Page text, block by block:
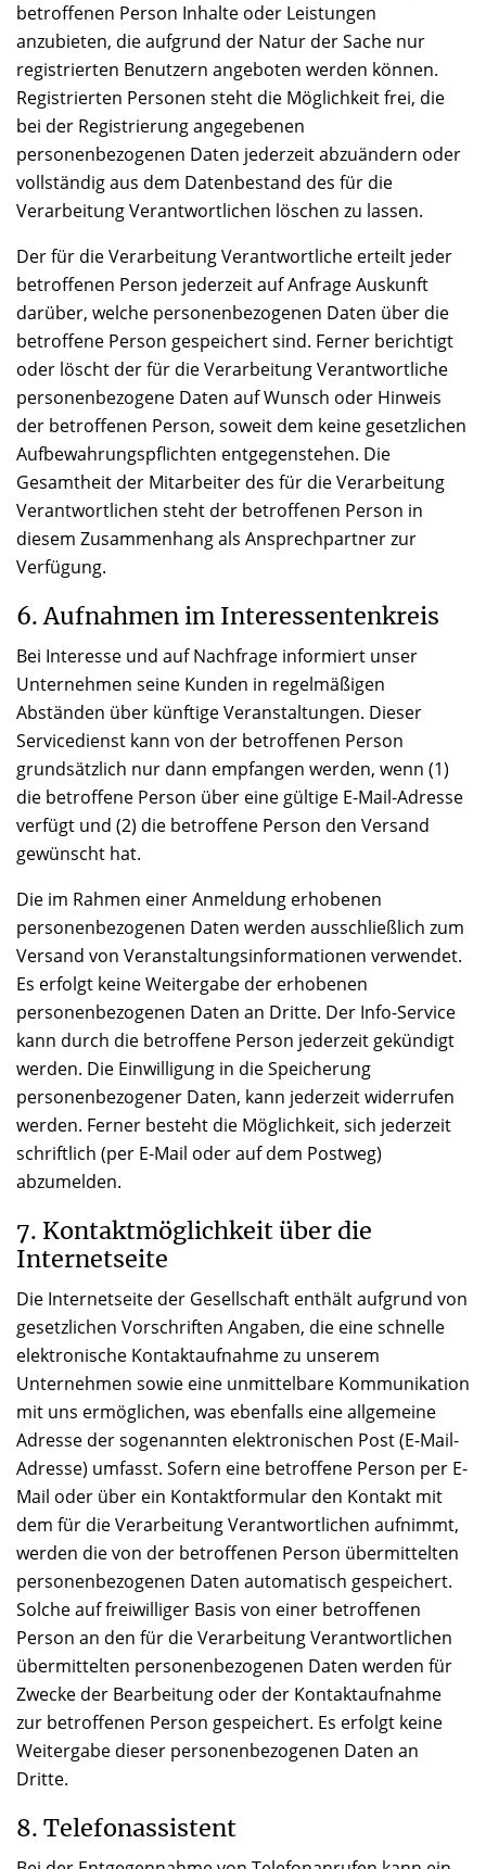
betroffenen Person Inhalte oder Leistungen
anzubieten, die aufgrund der Natur der Sache nur
registrierten Benutzern angeboten werden können.
Registrierten Personen steht die Möglichkeit frei, die
bei der Registrierung angegebenen
personenbezogenen Daten jederzeit abzuändern oder
vollständig aus dem Datenbestand des für die
Verarbeitung Verantwortlichen löschen zu lassen.
Der für die Verarbeitung Verantwortliche erteilt jeder
betroffenen Person jederzeit auf Anfrage Auskunft
darüber, welche personenbezogenen Daten über die
betroffene Person gespeichert sind. Ferner berichtigt
oder löscht der für die Verarbeitung Verantwortliche
personenbezogene Daten auf Wunsch oder Hinweis
der betroffenen Person, soweit dem keine gesetzlichen
Aufbewahrungspflichten entgegenstehen. Die
Gesamtheit der Mitarbeiter des für die Verarbeitung
Verantwortlichen steht der betroffenen Person in
diesem Zusammenhang als Ansprechpartner zur
Verfügung.
6. Aufnahmen im Interessentenkreis
Bei Interesse und auf Nachfrage informiert unser
Unternehmen seine Kunden in regelmäßigen
Abständen über künftige Veranstaltungen. Dieser
Servicedienst kann von der betroffenen Person
grundsätzlich nur dann empfangen werden, wenn (1)
die betroffene Person über eine gültige E-Mail-Adresse
verfügt und (2) die betroffene Person den Versand
gewünscht hat.
Die im Rahmen einer Anmeldung erhobenen
personenbezogenen Daten werden ausschließlich zum
Versand von Veranstaltungsinformationen verwendet.
Es erfolgt keine Weitergabe der erhobenen
personenbezogenen Daten an Dritte. Der Info-Service
kann durch die betroffene Person jederzeit gekündigt
werden. Die Einwilligung in die Speicherung
personenbezogener Daten, kann jederzeit widerrufen
werden. Ferner besteht die Möglichkeit, sich jederzeit
schriftlich (per E-Mail oder auf dem Postweg)
abzumelden.
7. Kontaktmöglichkeit über die
Internetseite
Die Internetseite der Gesellschaft enthält aufgrund von
gesetzlichen Vorschriften Angaben, die eine schnelle
elektronische Kontaktaufnahme zu unserem
Unternehmen sowie eine unmittelbare Kommunikation
mit uns ermöglichen, was ebenfalls eine allgemeine
Adresse der sogenannten elektronischen Post (E-Mail-
Adresse) umfasst. Sofern eine betroffene Person per E-
Mail oder über ein Kontaktformular den Kontakt mit
dem für die Verarbeitung Verantwortlichen aufnimmt,
werden die von der betroffenen Person übermittelten
personenbezogenen Daten automatisch gespeichert.
Solche auf freiwilliger Basis von einer betroffenen
Person an den für die Verarbeitung Verantwortlichen
übermittelten personenbezogenen Daten werden für
Zwecke der Bearbeitung oder der Kontaktaufnahme
zur betroffenen Person gespeichert. Es erfolgt keine
Weitergabe dieser personenbezogenen Daten an
Dritte.
8. Telefonassistent